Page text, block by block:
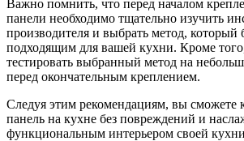
Важно помнить, что перед началом
панели необходимо тщательно изучить
производителя и выбрать метод, который
подходящим для вашей кухни. Кроме
тестировать выбранный метод на
перед окончательным креплением.
Следуя этим рекомендациям, вы сможете
панель на кухне без повреждений и
функциональным интерьером своей